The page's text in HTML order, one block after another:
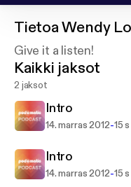
TietoaWendy
Give it a listen!
Kaikki jaksot
2 jaksot
Intro
14. marras 2012-15 s
Intro
14. marras 2012-15 s